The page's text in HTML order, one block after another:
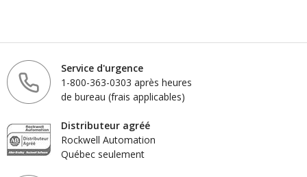
Service d'urgence
1-800-363-0303 après heures
de bureau (frais applicables)
Distributeur agréé
Rockwell Automation
Québec seulement